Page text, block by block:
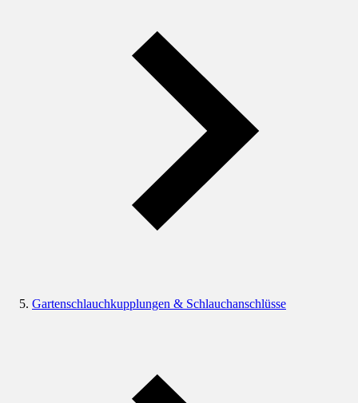
Gartenschlauchkupplungen & Schlauchanschlüsse